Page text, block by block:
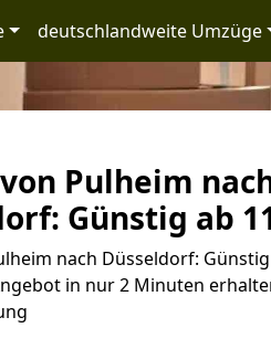
deutschlandweite Umzüge
Pulheim
Günstig ab
nach Düsseldorf: Günstig
in nur 2 Minuten